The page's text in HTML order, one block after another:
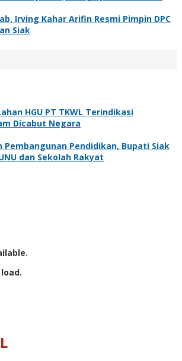
Irving Kahar Arifin Resmi Pimpin DPC
Siak
HGU PT TKWL Terindikasi
Dicabut Negara
Pendidikan, Bupati Siak
dan Sekolah Rakyat